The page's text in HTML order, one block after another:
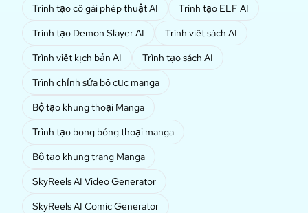
Trình tạo cô gái phép thuật AI
Trình tạo ELF AI
Trình tạo Demon Slayer AI
Trình viết sách AI
Trình viết kịch bản AI
Trình tạo sách AI
Trình chỉnh sửa bố cục manga
Bộ tạo khung thoại Manga
Trình tạo bong bóng thoại manga
Bộ tạo khung trang Manga
SkyReels AI Video Generator
SkyReels AI Comic Generator